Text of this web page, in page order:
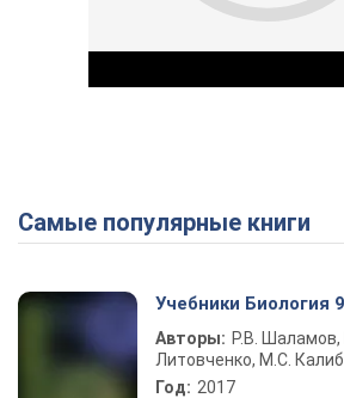
Play
Самые популярные книги
Учебники Биология
Авторы: Р.В. Шаламов,
Литовченко, М.С.
Год: 2017